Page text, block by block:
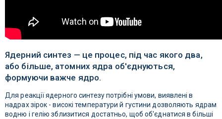
Ядерний синтез — це процес, під час якого два,
або більше, атомних ядра об'єднуються,
формуючи важче ядро.
Для реакції ядерного синтезу потрібні умови, виявлені в
надрах зірок - високі температури й густини дозволяють ядрам
водню і гелію зблизитися достатньо, щоб об'єднатися в більші